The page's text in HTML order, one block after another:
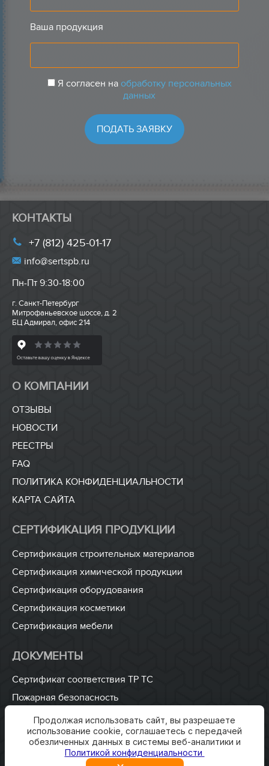
Ваша продукция
Я согласен на обработку персональных
данных
О КОМПАНИИ
ОТЗЫВЫ
НОВОСТИ
РЕЕСТРЫ
FAQ
ПОЛИТИКА КОНФИДЕНЦИАЛЬНОСТИ
КАРТА САЙТА
СЕРТИФИКАЦИЯ ПРОДУКЦИИ
Сертификация строительных материалов
Сертификация химической продукции
Сертификация оборудования
Сертификация косметики
Сертификация мебели
ДОКУМЕНТЫ
Сертификат соответствия ТР ТС
Пожарная безопасность
ISO 9001
Разработка технических условий
Разработка паспорта безопасности
КОНТАКТЫ
+7 (812) 425-01-17
info@sertspb.ru
Пн-Пт 9:30-18:00
г. Санкт-Петербург
Митрофаньевское шоссе, д. 2
БЦ Адмирал, офис 214
Продолжая использовать сайт, вы разрешаете
использование cookie, соглашаетесь с передачей
обезличенных данных в системы веб-аналитики и
Политикой конфиденциальности